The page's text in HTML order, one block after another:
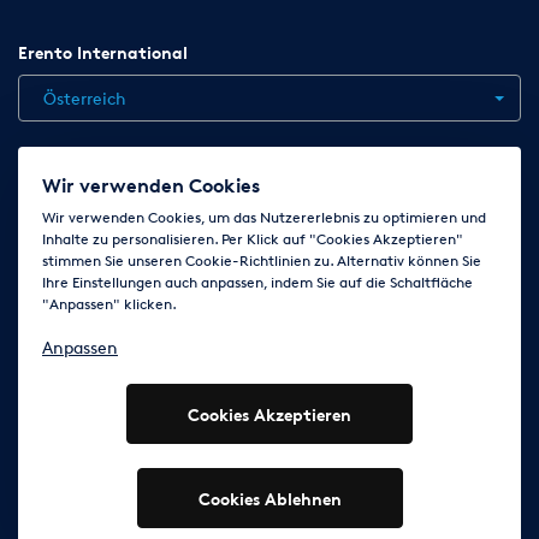
Erento International
Österreich
Jobs Kontakt News
AGB
Impressum Cookie-Einstellungen ändern
Folge uns auf
© 2003 - 2026 Erento Campanda GmbH - Alle Rechte
vorbehalten
Ausgewiesene Marken gehören den jeweiligen Eigentümern.
Wir verwenden Cookies
Wir verwenden Cookies, um das Nutzererlebnis zu optimieren und
Inhalte zu personalisieren. Per Klick auf "Cookies Akzeptieren"
stimmen Sie unseren Cookie-Richtlinien zu. Alternativ können Sie
Ihre Einstellungen auch anpassen, indem Sie auf die Schaltfläche
"Anpassen" klicken.
Anpassen
Cookies Akzeptieren
Cookies Ablehnen